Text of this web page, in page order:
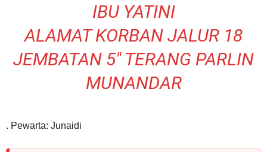
IBU YATINI
ALAMAT KORBAN JALUR 18
JEMBATAN 5″ TERANG PARLIN
MUNANDAR
. Pewarta: Junaidi